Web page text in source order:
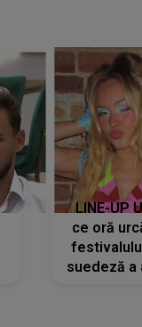
LINE-UP
ce oră
suedeză a